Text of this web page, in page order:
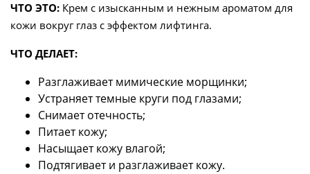
ЧТО ЭТО: Крем с изысканным и нежным ароматом для
кожи вокруг глаз с эффектом лифтинга.
ЧТО ДЕЛАЕТ:
Разглаживает мимические морщинки;
Устраняет темные круги под глазами;
Снимает отечность;
Питает кожу;
Насыщает кожу влагой;
Подтягивает и разглаживает кожу.